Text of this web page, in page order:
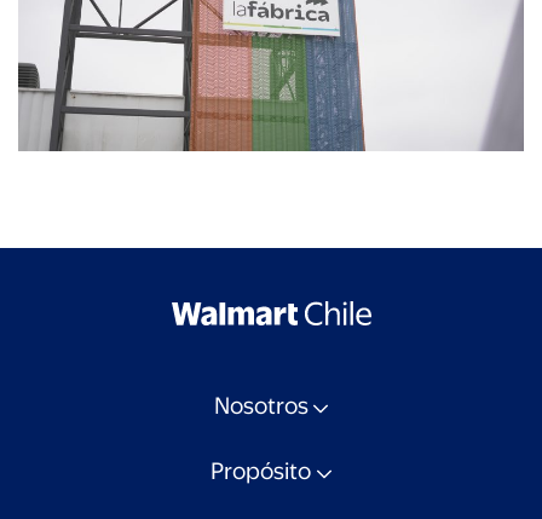
Nosotros
Propósito